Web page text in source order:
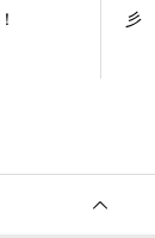
彡